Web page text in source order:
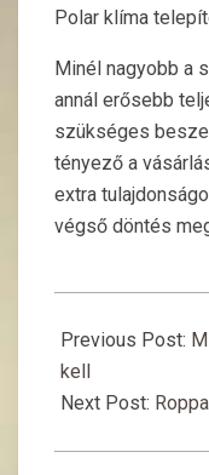
Polar klíma
Minél nagyobb a
annál erősebb
szükséges
tényező a
extra
végső döntés
11-
27
Previous Post:
kell
Next Post: